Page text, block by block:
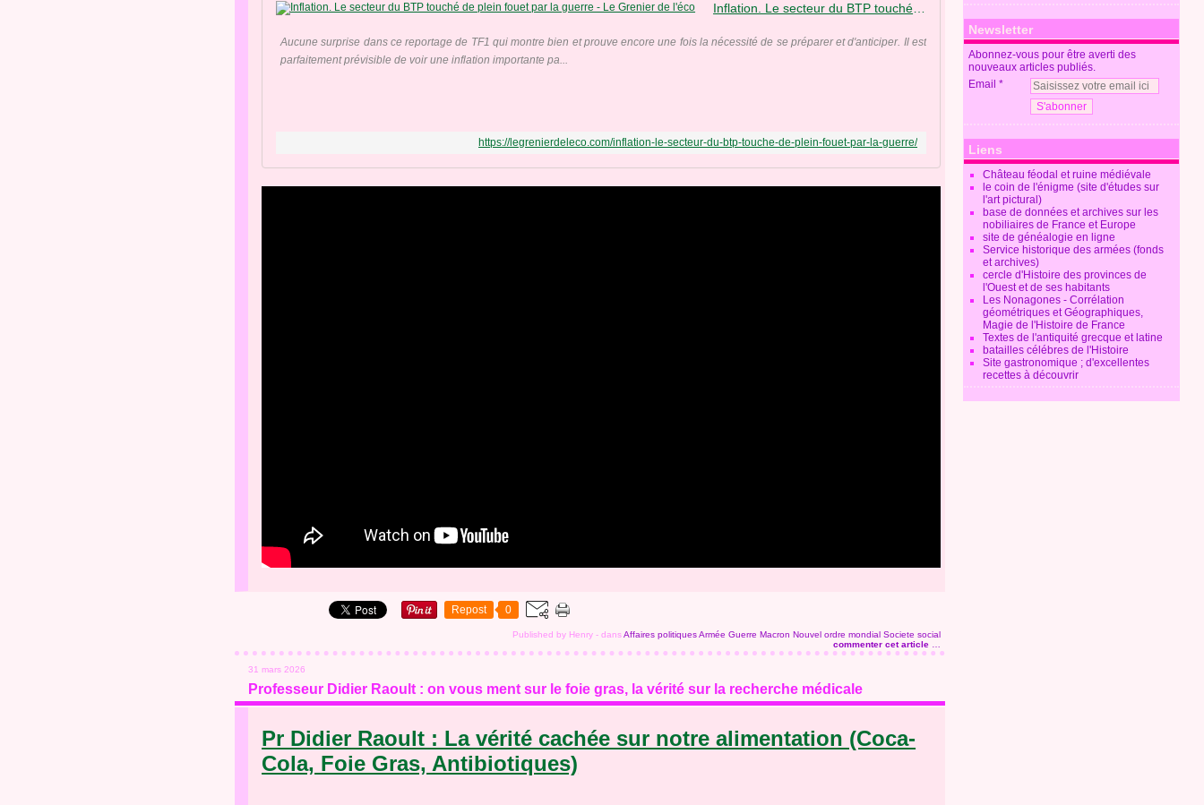
Inflation. Le secteur du BTP touché de plein fouet par la guerre - Le Grenier de l'éco
Aucune surprise dans ce reportage de TF1 qui montre bien et prouve encore une fois la nécessité de se préparer et d'anticiper. Il est
parfaitement prévisible de voir une inflation importante pa...
https://legrenierdeleco.com/inflation-le-secteur-du-btp-touche-de-plein-fouet-par-la-guerre/
Repost 0
Published by Henry - dansAffaires politiquesArmée Guerre Macron Nouvel ordre mondial Societe social
commenter cet article
31 mars 2026
Professeur Didier Raoult : on vous ment sur le foie gras, la vérité sur la recherche médicale
Pr Didier Raoult : La vérité cachée sur notre alimentation (Coca-
Cola, Foie Gras, Antibiotiques)
Newsletter
Abonnez-vous pour être averti des
nouveaux articles publiés.
Email
Liens
Château féodal et ruine médiévale
le coin de l'énigme (site d'études sur
l'art pictural)
base de données et archives sur les
nobiliaires de France et Europe
site de généalogie en ligne
Service historique des armées (fonds
et archives)
cercle d'Histoire des provinces de
l'Ouest et de ses habitants
Les Nonagones - Corrélation
géométriques et Géographiques,
Magie de l'Histoire de France
Textes de l'antiquité grecque et latine
batailles célébres de l'Histoire
Site gastronomique ; d'excellentes
recettes à découvrir